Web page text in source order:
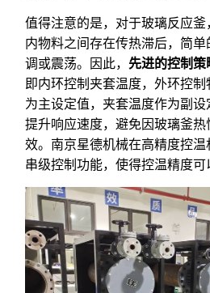
值得注意的是，对于玻璃反应
内物料之间存在传热滞后，简
调或震荡。因此， 先进的控制
即内环控制夹套温度，外环控
为主设定值，夹套温度作为副
提升响应速度，避免因玻璃釜
效。南京星德机械在高精度控
串级控制功能，使得控温精度